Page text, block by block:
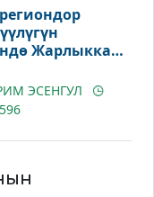
Жарлыкка
ЭСЕНГУЛ